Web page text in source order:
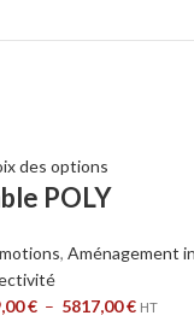
des options
POLY
, Aménagement
€ – 5817,00€ HT